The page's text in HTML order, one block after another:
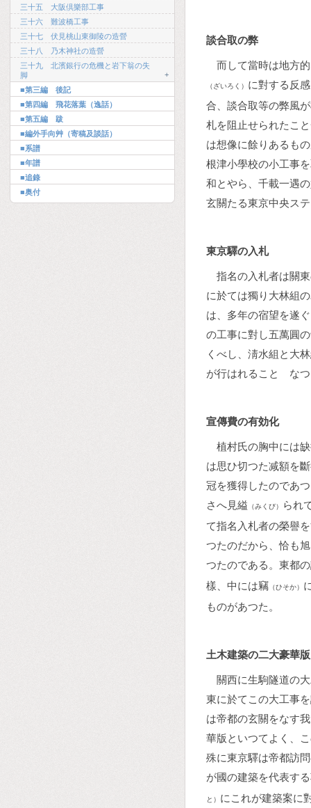
三十五 大阪倶樂部工事
三十六 難波橋工事
三十七 伏見桃山東御陵の造營
三十八 乃木神社の造營
三十九 北濱銀行の危機と岩下翁の失
脚
+
■第三編 後記
■第四編 飛花落葉（逸話）
■第五編 跋
■編外手向艸（寄稿及談話）
■系譜
■年譜
■追錄
■奥付
談合取の弊
而して當時は地方
（ざいろく） に對する反
合、談合取等の弊風
札を阻止せられたこ
は想像に餘りあるも
根津小學校の小工事
和とやら、千載一遇
玄關たる東京中央ス
東京驛の入札
指名の入札者は關
に於ては獨り大林組
は、多年の宿望を遂
の工事に對し五萬圓
くべし、淸水組と大
が行はれることゝな
宣傳費の有効化
植村氏の胸中には
は思ひ切つた减額を
冠を獲得したのであ
さへ見縊 （みくび）
られ
て指名入札者の榮譽
つたのだから、恰も
つたのである。東都
樣、中には竊 （ひそか）
ものがあつた。
土木建築の二大豪華版
關西に生駒隧道の
東に於てこの大工事
は帝都の玄關をなす
華版といつてよく、
殊に東京驛は帝都訪
が國の建築を代表す
と） にこれが建築案に